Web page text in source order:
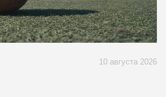
10 августа 2026